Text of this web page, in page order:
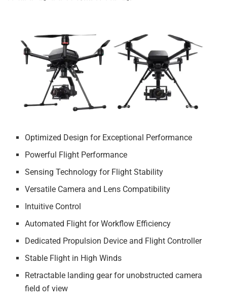
Optimized Design for Exceptional Performance
Powerful Flight Performance
Sensing Technology for Flight Stability
Versatile Camera and Lens Compatibility
Intuitive Control
Automated Flight for Workflow Efficiency
Dedicated Propulsion Device and Flight Controller
Stable Flight in High Winds
Retractable landing gear for unobstructed camera
field of view